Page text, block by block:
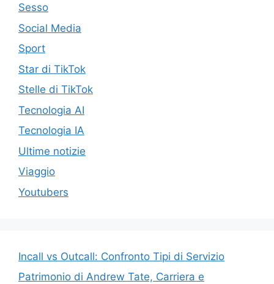
Sesso
Social Media
Sport
Star di TikTok
Stelle di TikTok
Tecnologia AI
Tecnologia IA
Ultime notizie
Viaggio
Youtubers
Incall vs Outcall: Confronto Tipi di Servizio
Patrimonio di Andrew Tate, Carriera e